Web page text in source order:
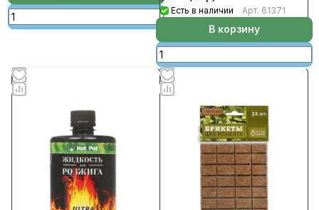
Есть в наличии Арт. 61371
В корзину